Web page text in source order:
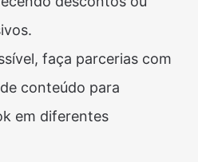
faça parcerias com
conteúdo para
em diferentes